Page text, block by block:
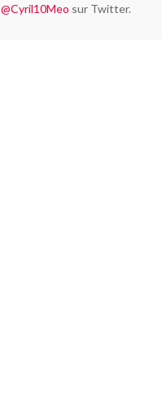
@Cyril10Meo sur Twitter.